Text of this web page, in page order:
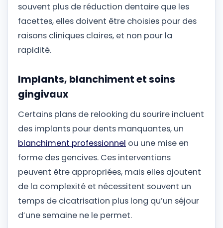
souvent plus de réduction dentaire que les
facettes, elles doivent être choisies pour des
raisons cliniques claires, et non pour la
rapidité.
Implants, blanchiment et soins
gingivaux
Certains plans de relooking du sourire incluent
des implants pour dents manquantes, un
blanchiment professionnel ou une mise en
forme des gencives. Ces interventions
peuvent être appropriées, mais elles ajoutent
de la complexité et nécessitent souvent un
temps de cicatrisation plus long qu’un séjour
d’une semaine ne le permet.